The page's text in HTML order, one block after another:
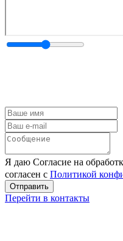
Я даю Согласие на
согласен с Политикой
Перейти в контакты